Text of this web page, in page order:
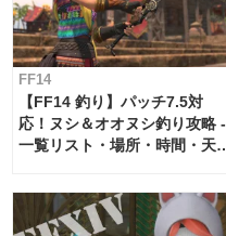
FF14
【FF14 釣り】パッチ7.5対
応！ヌシ＆オオヌシ釣り攻略 -
一覧リスト・場所・時間・天